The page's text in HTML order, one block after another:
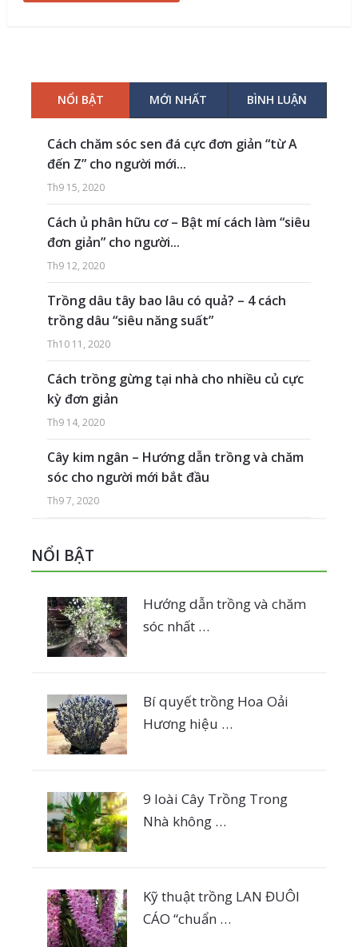
NỔI BẬT MỚI NHẤT BÌNH LUẬN
Cách chăm sóc sen đá cực đơn giản “từ A
đến Z” cho người mới...
Th9 15, 2020
Cách ủ phân hữu cơ – Bật mí cách làm “siêu
đơn giản” cho người...
Th9 12, 2020
Trồng dâu tây bao lâu có quả? – 4 cách
trồng dâu “siêu năng suất”
Th10 11, 2020
Cách trồng gừng tại nhà cho nhiều củ cực
kỳ đơn giản
Th9 14, 2020
Cây kim ngân – Hướng dẫn trồng và chăm
sóc cho người mới bắt đầu
Th9 7, 2020
NỔI BẬT
Hướng dẫn trồng và chăm
sóc nhất …
Bí quyết trồng Hoa Oải
Hương hiệu …
9 loài Cây Trồng Trong
Nhà không …
Kỹ thuật trồng LAN ĐUÔI
CÁO “chuẩn …